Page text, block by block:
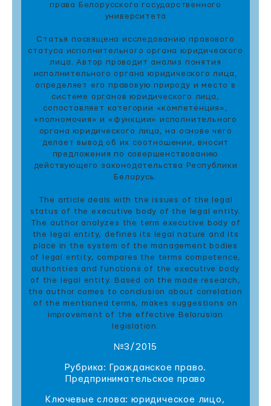
права Белорусского государственного
университета
Статья посвящена исследованию правового
статуса исполнительного органа юридического
лица. Автор проводит анализ понятия
исполнительного органа юридического лица,
определяет его правовую природу и место в
системе органов юридического лица,
сопоставляет категории «компетенция»,
«полномочия» и «функции» исполнительного
органа юридического лица, на основе чего
делает вывод об их соотношении, вносит
предложения по совершенствованию
действующего законодательства Республики
Беларусь.
The article deals with the issues of the legal
status of the executive body of the legal entity.
The author analyzes the term executive body of
the legal entity, defines its legal nature and its
place in the system of the management bodies
of legal entity, compares the terms competence,
authorities and functions of the executive body
of the legal entity. Based on the made research,
the author comes to conclusion about correlation
of the mentioned terms, makes suggestions on
improvement of the effective Belarusian
legislation.
№3/2015
Рубрика: Гражданское право.
Предпринимательское право
Ключевые слова: юридическое лицо,